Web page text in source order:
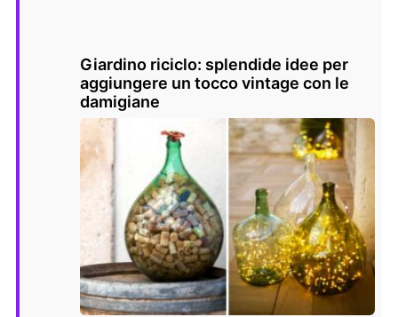
Giardino riciclo: splendide idee per
aggiungere un tocco vintage con le
damigiane